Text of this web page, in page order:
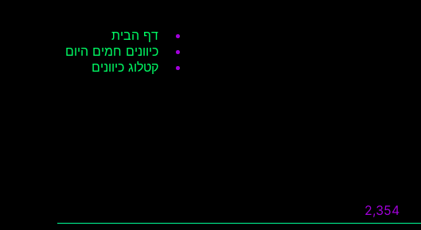
דף הבית
כיוונים חמים היום
קטלוג כיוונים
2,354